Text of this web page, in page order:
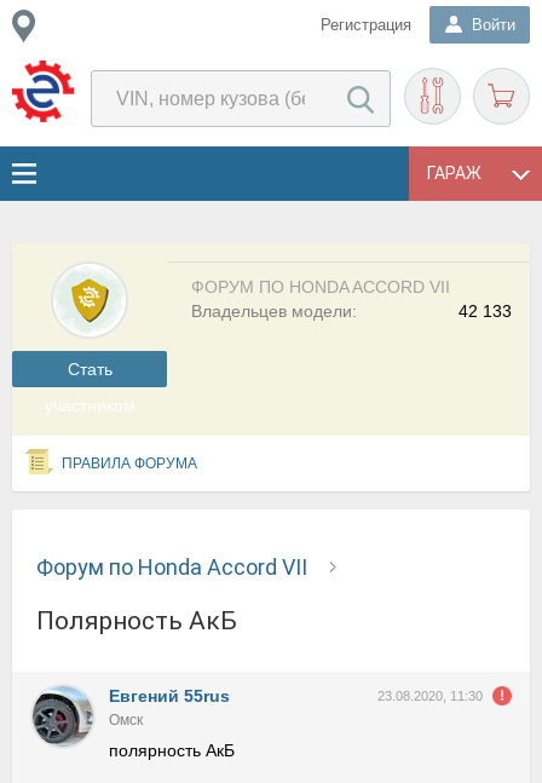
Регистрация Войти
ГАРАЖ
Cтать
участником
ФОРУМ ПО HONDA ACCORD VII
42 133
Владельцев модели:
ПРАВИЛА ФОРУМА
Форум по Honda Accord VII
полярность АкБ
Евгений 55rus 23.08.2020, 11:30
Омск
полярность АкБ